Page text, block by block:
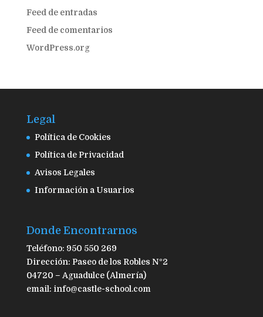
Feed de entradas
Feed de comentarios
WordPress.org
Legal
Política de Cookies
Política de Privacidad
Avisos Legales
Información a Usuarios
Donde Encontrarnos
Teléfono: 950 550 269
Dirección: Paseo de los Robles Nº2
04720 – Aguadulce (Almería)
email: info@castle-school.com